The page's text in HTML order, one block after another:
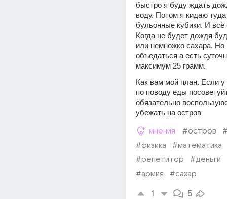
быстро я буду ждать
воду. Потом я кидаю
бульонные кубики. И всё
Когда не будет дождя
или немножко сахара. Но
объедаться а есть
максимум 25 грамм.
Как вам мой план. Если у
по поводу еды
обязательно
убежать на остров
мнения #остров
#физика
#математика
#репетитор
#деньги
#армия
#сахар
1 5